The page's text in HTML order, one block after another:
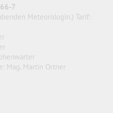
7
MeteorologIn.) Tarif:
Mag. Martin Ortner